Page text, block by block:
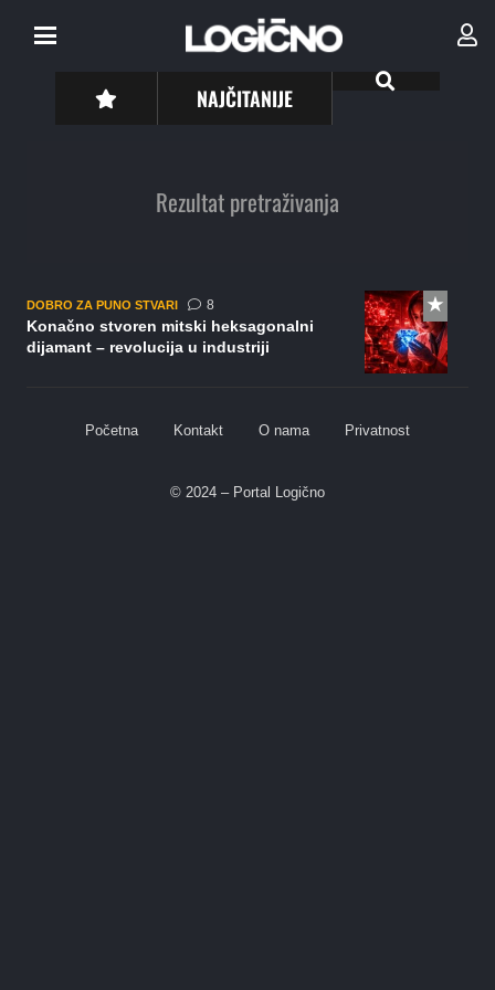
NAJČITANIJE
Rezultat pretraživanja
DOBRO ZA PUNO STVARI 8komentara
Konačno stvoren mitski heksagonalni
dijamant – revolucija u industriji
Početna Kontakt O nama Privatnost
© 2024 – Portal Logično